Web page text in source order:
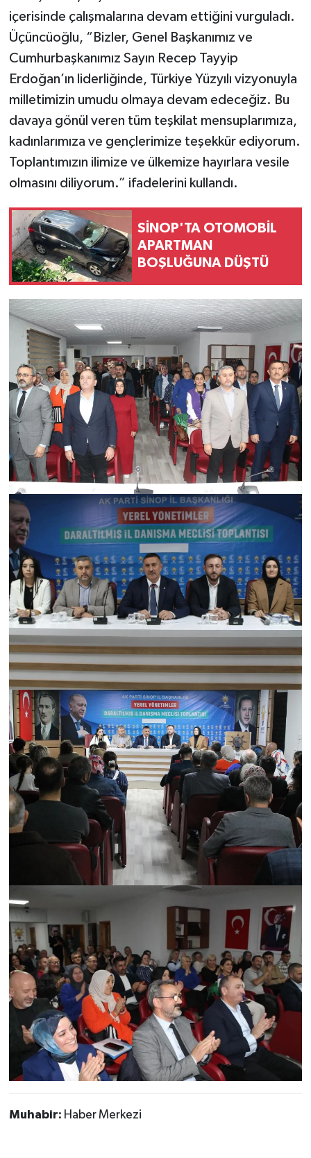
içerisinde çalışmalarına devam ettiğini vurguladı.
Üçüncüoğlu, “Bizler, Genel Başkanımız ve
Cumhurbaşkanımız Sayın Recep Tayyip
Erdoğan’ın liderliğinde, Türkiye Yüzyılı vizyonuyla
milletimizin umudu olmaya devam edeceğiz. Bu
davaya gönül veren tüm teşkilat mensuplarımıza,
kadınlarımıza ve gençlerimize teşekkür ediyorum.
Toplantımızın ilimize ve ülkemize hayırlara vesile
olmasını diliyorum.” ifadelerini kullandı.
SİNOP'TA OTOMOBİL
APARTMAN
BOŞLUĞUNA DÜŞTÜ
Muhabir: Haber Merkezi